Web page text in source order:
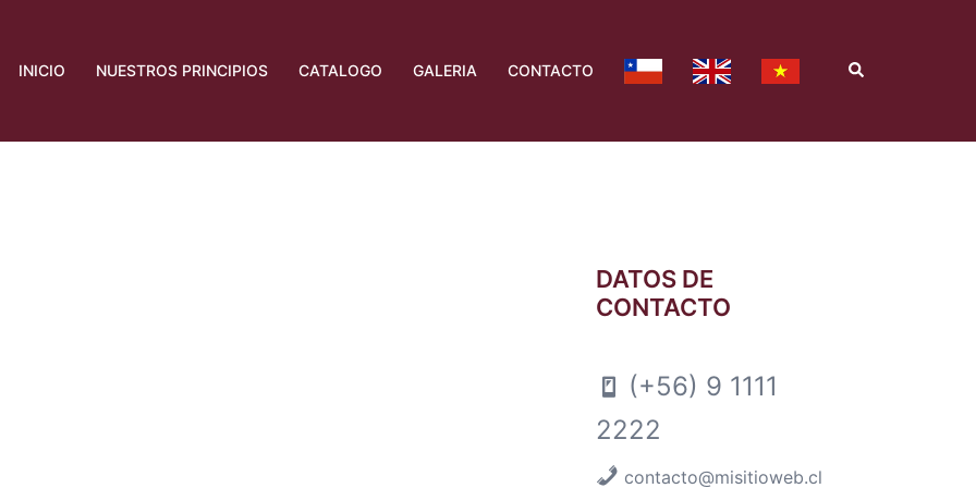
INICIO NUESTROS PRINCIPIOS CATALOGO GALERIA CONTACTO Buscar
DATOS DE
CONTACTO
(+56) 9 1111
2222
contacto@misitioweb.cl